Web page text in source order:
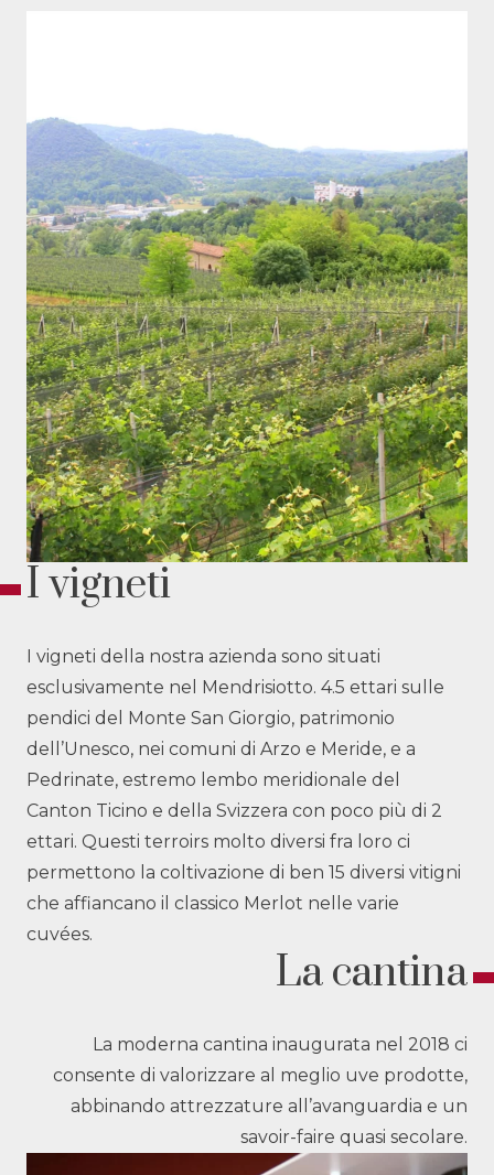
I vigneti
I vigneti della nostra azienda sono situati
esclusivamente nel Mendrisiotto. 4.5 ettari sulle
pendici del Monte San Giorgio, patrimonio
dell’Unesco, nei comuni di Arzo e Meride, e a
Pedrinate, estremo lembo meridionale del
Canton Ticino e della Svizzera con poco più di 2
ettari. Questi terroirs molto diversi fra loro ci
permettono la coltivazione di ben 15 diversi vitigni
che affiancano il classico Merlot nelle varie
cuvées.
La cantina
La moderna cantina inaugurata nel 2018 ci
consente di valorizzare al meglio uve prodotte,
abbinando attrezzature all’avanguardia e un
savoir-faire quasi secolare.